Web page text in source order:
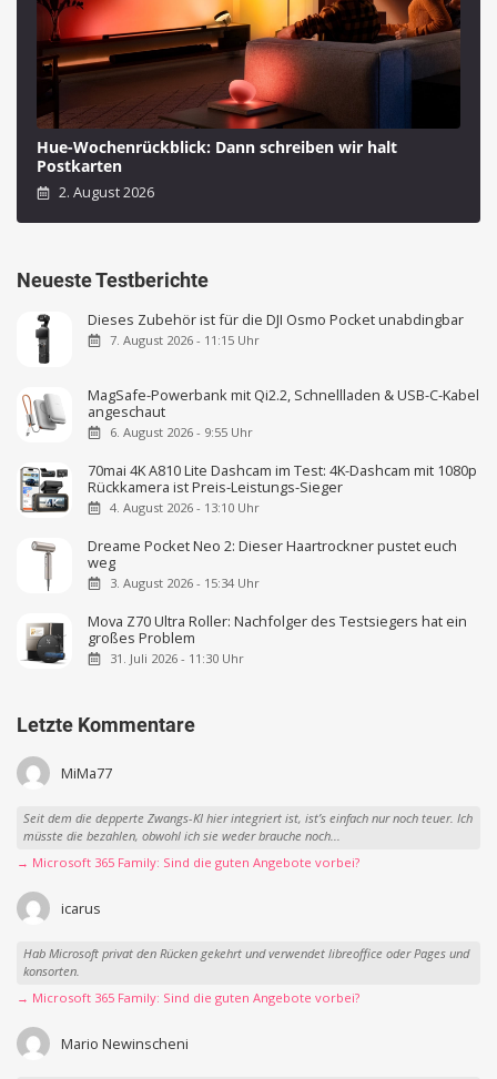
Hue-Wochenrückblick: Dann schreiben wir halt
Postkarten
2. August 2026
Neueste Testberichte
Dieses Zubehör ist für die DJI Osmo Pocket unabdingbar
7. August 2026 - 11:15 Uhr
MagSafe-Powerbank mit Qi2.2, Schnellladen & USB-C-Kabel
angeschaut
6. August 2026 - 9:55 Uhr
70mai 4K A810 Lite Dashcam im Test: 4K-Dashcam mit 1080p
Rückkamera ist Preis-Leistungs-Sieger
4. August 2026 - 13:10 Uhr
Dreame Pocket Neo 2: Dieser Haartrockner pustet euch
weg
3. August 2026 - 15:34 Uhr
Mova Z70 Ultra Roller: Nachfolger des Testsiegers hat ein
großes Problem
31. Juli 2026 - 11:30 Uhr
Letzte Kommentare
MiMa77
Seit dem die depperte Zwangs-KI hier integriert ist, ist’s einfach nur noch teuer. Ich
müsste die bezahlen, obwohl ich sie weder brauche noch...
→ Microsoft 365 Family: Sind die guten Angebote vorbei?
icarus
Hab Microsoft privat den Rücken gekehrt und verwendet libreoffice oder Pages und
konsorten.
→ Microsoft 365 Family: Sind die guten Angebote vorbei?
Mario Newinscheni